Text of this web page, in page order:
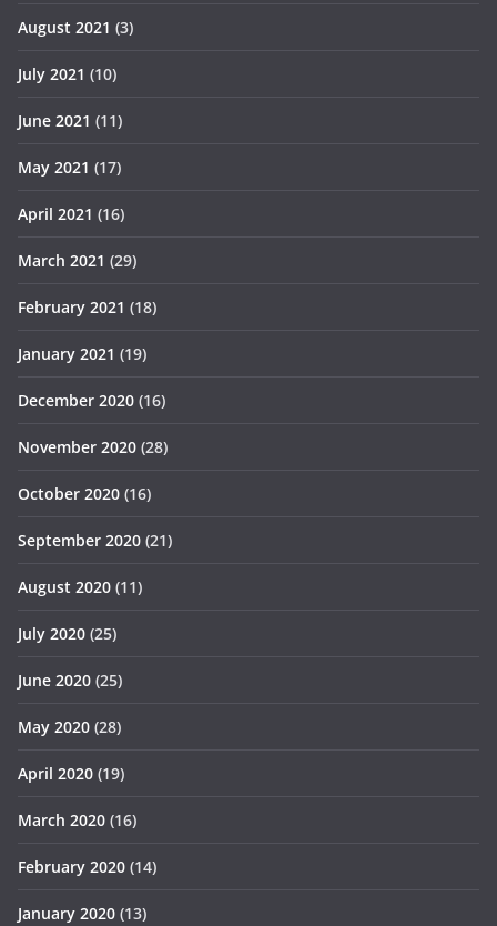
August 2021 (3)
July 2021 (10)
June 2021 (11)
May 2021 (17)
April 2021 (16)
March 2021 (29)
February 2021 (18)
January 2021 (19)
December 2020 (16)
November 2020 (28)
October 2020 (16)
September 2020 (21)
August 2020 (11)
July 2020 (25)
June 2020 (25)
May 2020 (28)
April 2020 (19)
March 2020 (16)
February 2020 (14)
January 2020 (13)